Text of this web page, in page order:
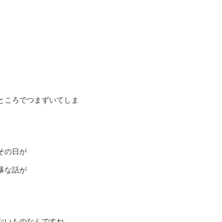
ころでつまずいてしま
の日が
な話が